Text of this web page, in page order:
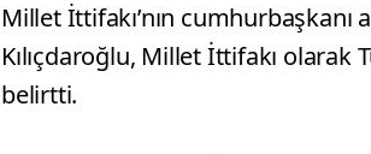
Millet İttifakı’nın cumhurbaşkanı
Kılıçdaroğlu, Millet İttifakı olarak
belirtti.